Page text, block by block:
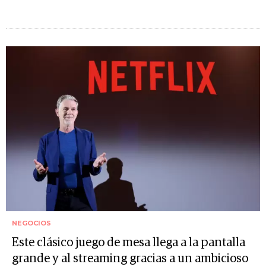
NEGOCIOS
Este clásico juego de mesa llega a la pantalla
grande y al streaming gracias a un ambicioso